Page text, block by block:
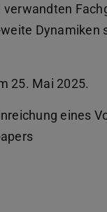
Dynamiken
25. Mai 2025.
eines